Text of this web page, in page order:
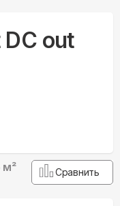
out
м² Сравнить